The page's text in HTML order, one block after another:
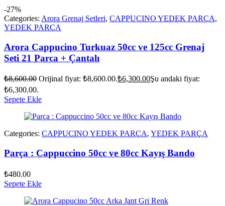
-27%
Categories: Arora Grenaj Setleri, CAPPUCINO YEDEK PARÇA,
YEDEK PARÇA
Arora Cappucino Turkuaz 50cc ve 125cc Grenaj
Seti 21 Parca + Çantalı
₺8,600.00 Orijinal fiyat: ₺8,600.00.₺6,300.00Şu andaki fiyat:
₺6,300.00.
Sepete Ekle
Categories: CAPPUCINO YEDEK PARÇA, YEDEK PARÇA
Parça : Cappuccino 50cc ve 80cc Kayış Bando
₺480.00
Sepete Ekle